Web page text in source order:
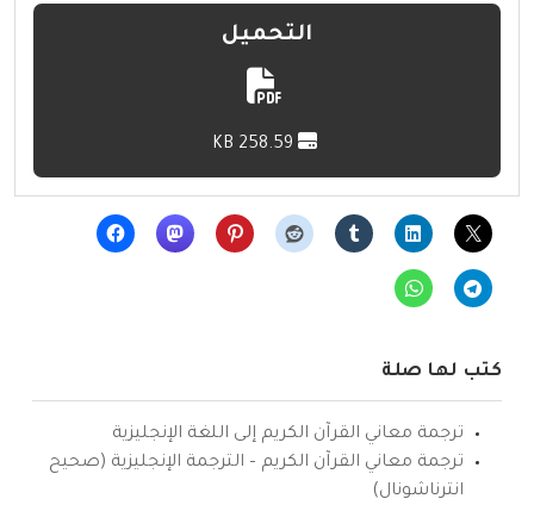
التحميل
كتب لها صلة
ترجمة معاني القرآن الكريم إلى اللغة الإنجليزية
ترجمة معاني القرآن الكريم – الترجمة الإنجليزية (صحيح
انترناشونال)